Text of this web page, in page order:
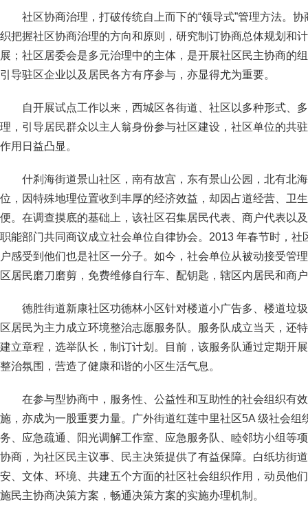
社区协商治理，打破传统自上而下的“领导式”管理方法。
织把握社区协商治理的方向和原则，研究制订协商总体规划和
展；社区居委会是多元治理中的主体，是开展社区民主协商的
引导驻区企业以及居民各方有序参与，亦显得尤为重要。
自开展试点工作以来，西城区各街道、社区以多种形式、
理，引导居民群众以主人翁身份参与社区建设，社区单位的共
作用日益凸显。
什刹海街道景山社区，南有故宫，东有景山公园，北有北
位，因特殊地理位置收到丰厚的经济效益，却因占道经营、卫
便。在调查摸底的基础上，该社区召集居民代表、商户代表以
职能部门共同商议成立社会单位自律协会。2013 年春节时，
户感受到他们也是社区一分子。如今，社会单位从被动接受管
区居民磨刀磨剪，免费维修自行车、配钥匙，辖区内居民和商
德胜街道新康社区功德林小区针对楼道小广告多、楼道垃
区居民为主力成立环境整治志愿服务队。服务队成立当天，还
建立章程，选举队长，制订计划。目前，该服务队通过定期开
整治氛围，营造了健康和谐的小区生活气息。
在参与型协商中，服务性、公益性和互助性的社会组织有
施，亦成为一股重要力量。广外街道红莲中里社区5A 级社会组
务、应急疏通、阳光调解工作室、应急服务队、睦邻坊小组等
协商，为社区民主议事、民主决策提供了有益保障。白纸坊街
安、文体、环境、共建五个方面的社区社会组织作用，动员他
施民主协商决策方案，畅通决策方案的实施办理机制。